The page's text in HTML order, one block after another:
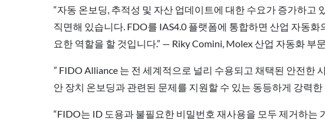
“자동 온보딩, 추적성 및 자산 업데이트에 대한 수요가 증가하
직면해 있습니다. FDO를 IAS4.0 플랫폼에 통합하면 산업 자동
요한 역할을 할 것입니다.” — Riky Comini, Molex 산업 자동화 부
” FIDO Alliance 는 전 세계적으로 널리 수용되고 채택된 안전한
안 장치 온보딩과 관련된 문제를 지원할 수 있는 동등하게 강력
“FIDO는 ID 도용과 불필요한 비밀번호 재사용을 모두 제거하